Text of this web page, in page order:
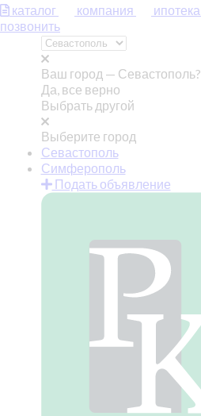
каталог компания ипотека
позвонить
Ваш город — Севастополь?
Да, все верно
Выбрать другой
Выберите город
Севастополь
Симферополь
Подать объявление